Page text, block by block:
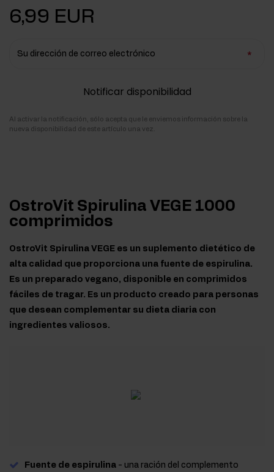
6,99 EUR
Su dirección de correo electrónico
Notificar disponibilidad
Al activar la notificación, sólo acepta que le enviemos información sobre la
nueva disponibilidad de este artículo una vez.
OstroVit Spirulina VEGE 1000
comprimidos
OstroVit Spirulina VEGE es un suplemento dietético de
alta calidad que proporciona una fuente de espirulina.
Es un preparado vegano, disponible en comprimidos
fáciles de tragar. Es un producto creado para personas
que desean complementar su dieta diaria con
ingredientes valiosos.
Fuente de espirulina - una ración del complemento